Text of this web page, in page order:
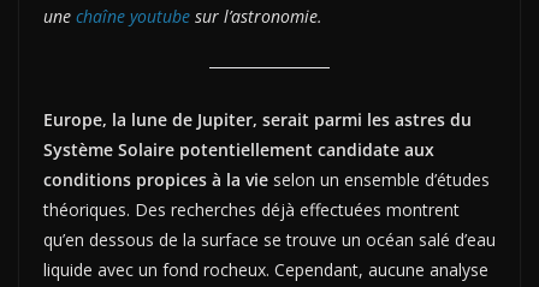
une chaîne youtube sur l’astronomie.
Europe, la lune de Jupiter, serait parmi les astres du
Système Solaire potentiellement candidate aux
conditions propices à la vie selon un ensemble d’études
théoriques. Des recherches déjà effectuées montrent
qu’en dessous de la surface se trouve un océan salé d’eau
liquide avec un fond rocheux. Cependant, aucune analyse